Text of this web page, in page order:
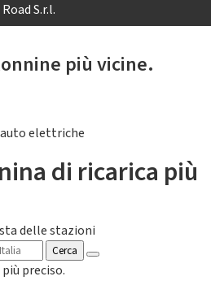
Road S.r.l.
più vicine.
elettriche
di ricarica più
delle stazioni
Cerca
preciso.